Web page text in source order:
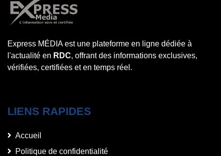
Express MÉDIA est une plateforme en ligne dédiée à
l'actualité en RDC, offrant des informations exclusives,
vérifiées, certifiées et en temps réel.
LIENS RAPIDES
Accueil
Politique de confidentialité